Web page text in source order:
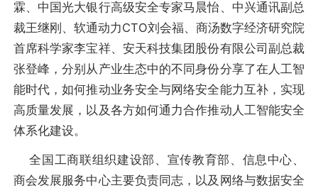
霖、中国光大银行高级安全专家马晨怡、中兴通讯副总
裁王继刚、软通动力CTO刘会福、商汤数字经济研究院
首席科学家李宝祥、安天科技集团股份有限公司副总裁
张登峰，分别从产业生态中的不同身份分享了在人工智
能时代，如何推动业务安全与网络安全能力互补，实现
高质量发展，以及各方如何通力合作推动人工智能安全
体系化建设。
全国工商联组织建设部、宣传教育部、信息中心、
商会发展服务中心主要负责同志，以及网络与数据安全